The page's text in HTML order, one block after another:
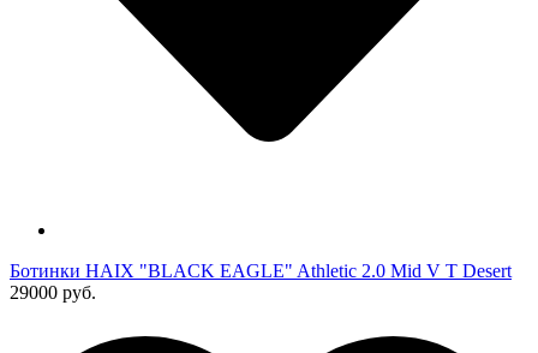
Ботинки HAIX "BLACK EAGLE" Athletic 2.0 Mid V T Desert
29000 руб.